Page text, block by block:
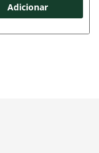
Adicionar